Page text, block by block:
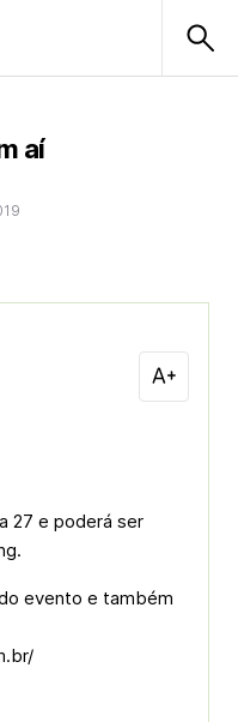
aí
27 e poderá ser
evento e também